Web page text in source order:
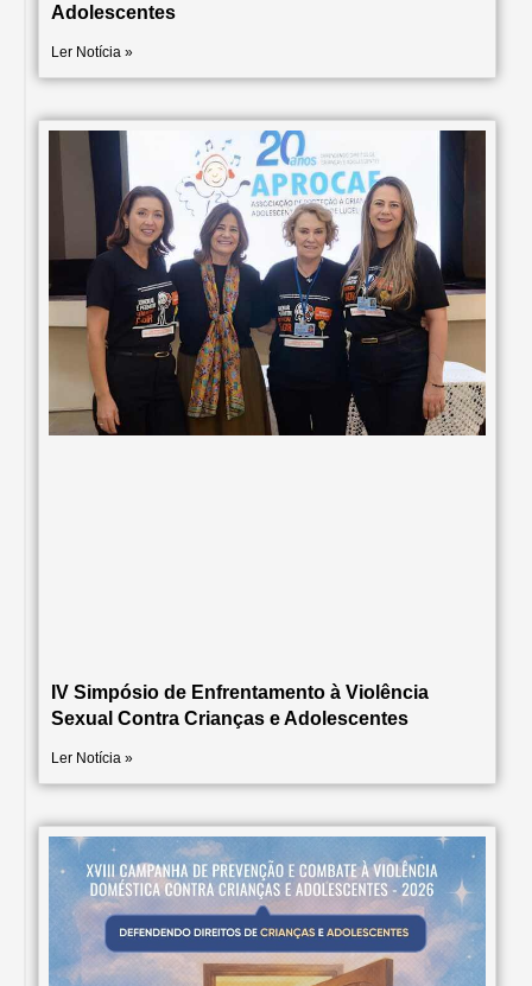
Adolescentes
Ler Notícia »
IV Simpósio de Enfrentamento à Violência
Sexual Contra Crianças e Adolescentes
Ler Notícia »